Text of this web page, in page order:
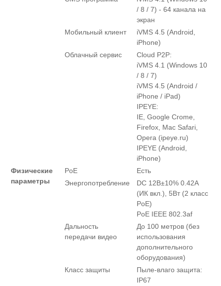
/ 8 / 7) - 64 канала на
экран
Мобильный клиент
iVMS 4.5 (Android,
iPhone)
Облачный сервис
Cloud Р2Р:
iVMS 4.1 (Windows 10
/ 8 / 7)
iVMS 4.5 (Android /
iPhone / iPad)
IPEYE:
IE, Google Crome,
Firefox, Mac Safari,
Opera (ipeye.ru)
IPEYE (Android,
iPhone)
Физические
параметры
PoE
Есть
Энергопотребление
DC 12В±10% 0.42А
(ИК вкл.), 5Вт (2 класс
PoE)
PoE IEEE 802.3af
Дальность
передачи видео
До 100 метров (без
использования
дополнительного
оборудования)
Класс защиты
Пыле-влаго защита:
IP67